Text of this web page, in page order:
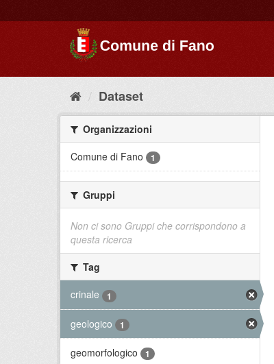
Dataset
Organizzazioni
Comune di Fano
1
Gruppi
Non ci sono Gruppi che corrispondono a
questa ricerca
Tag
crinale
1
geologico 1
geomorfologico 1